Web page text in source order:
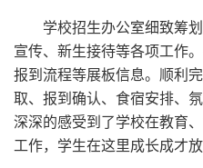
学校招生办公室细致筹
宣传、新生接待等各项工作
报到流程等展板信息。顺利
取、报到确认、食宿安排、
深深的感受到了学校在教育
工作，学生在这里成长成才放